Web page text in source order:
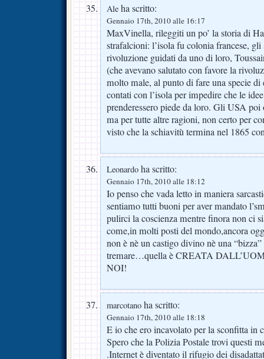
Ale ha scritto:
Gennaio 17th, 2010 alle 16:17
MaxVinella, rileggiti un po’ la storia di
strafalcioni: l’isola fu colonia francese,
rivoluzione guidati da uno di loro,
(che avevano salutato con favore la
molto male, al punto di fare una specie
contati con l’isola per impedire che le
prenderessero piede da loro. Gli USA
ma per tutte altre ragioni, non certo per
visto che la schiavitù termina nel 1865
Leonardo ha scritto:
Gennaio 17th, 2010 alle 18:12
Io penso che vada letto in maniera
sentiamo tutti buoni per aver mandato
pulirci la coscienza mentre finora non ci
come,in molti posti del mondo,ancora
non è nè un castigo divino nè una
tremare…quella è CREATA
NOI!
marcotano ha scritto:
Gennaio 17th, 2010 alle 18:18
E io che ero incavolato per la sconfitta
Spero che la Polizia Postale trovi questi
.Internet è diventato il rifugio dei